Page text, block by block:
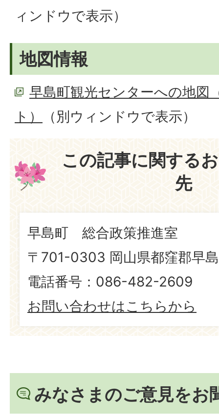
ィンドウで表示）
地図情報
早島町観光センターへの地図
ト）
（別ウィンドウで表示）
この記事に関する
先
早島町 総合政策推進室
〒701-0303 岡山県都窪郡早
電話番号：086-482-2609
お問い合わせはこちらから
みなさまのご意見をお